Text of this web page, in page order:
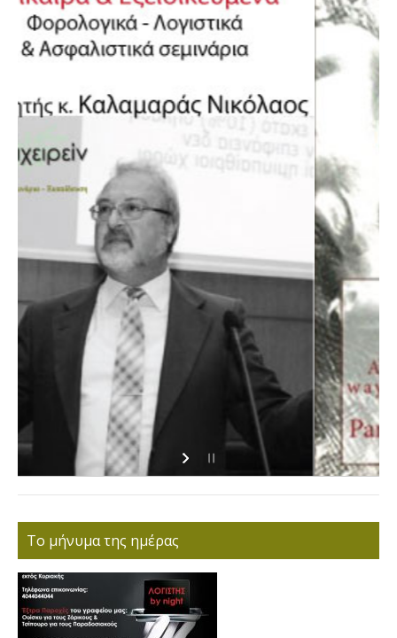
Το μήνυμα της ημέρας